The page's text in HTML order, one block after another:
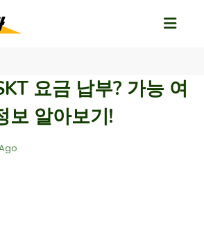
요금 납부? 가능 여
보 알아보기!